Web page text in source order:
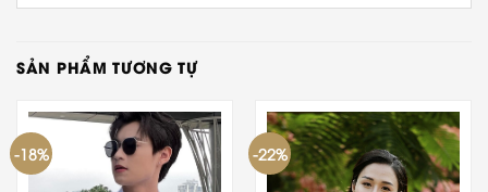
SẢN PHẨM TƯƠNG TỰ
-18% -22%